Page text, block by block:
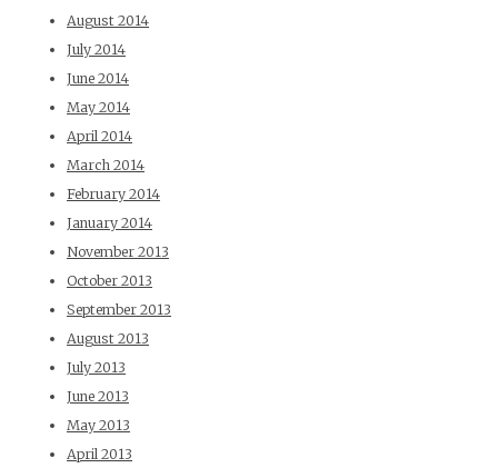
August 2014
July 2014
June 2014
May 2014
April 2014
March 2014
February 2014
January 2014
November 2013
October 2013
September 2013
August 2013
July 2013
June 2013
May 2013
April 2013